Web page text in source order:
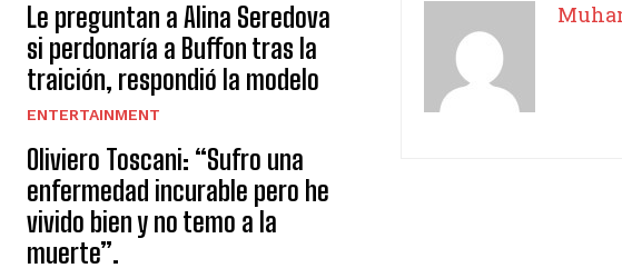
Le preguntan a Alina Seredova
si perdonaría a Buffon tras la
traición, respondió la modelo
ENTERTAINMENT
Oliviero Toscani: “Sufro una
enfermedad incurable pero he
vivido bien y no temo a la
muerte”.